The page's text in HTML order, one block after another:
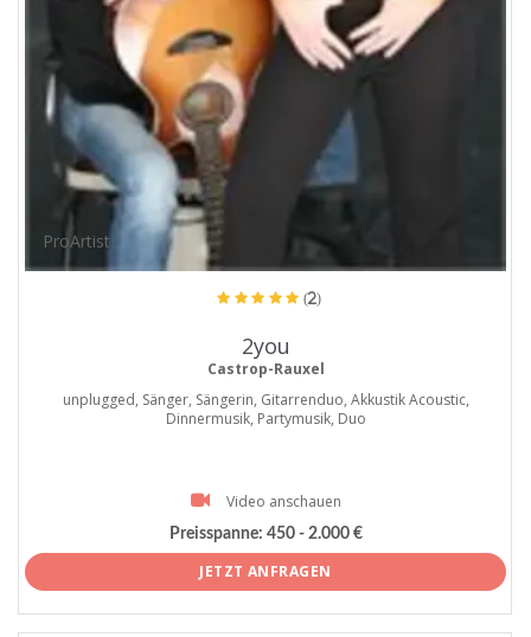
ProArtist
(2)
2you
Castrop-Rauxel
unplugged, Sänger, Sängerin, Gitarrenduo, Akkustik Acoustic,
Dinnermusik, Partymusik, Duo
Video anschauen
Preisspanne: 450 - 2.000 €
JETZT ANFRAGEN